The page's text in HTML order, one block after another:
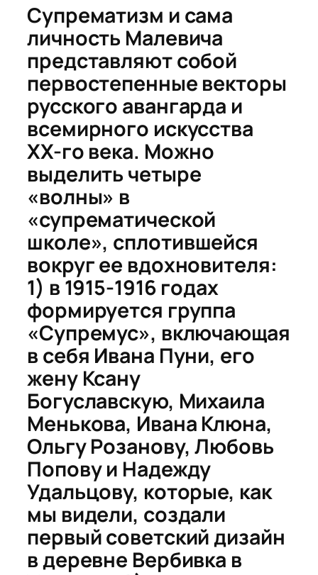
Супрематизм и сама
личность Малевича
представляют собой
первостепенные векторы
русского авангарда и
всемирного искусства
ХХ-го века. Можно
выделить четыре
«волны» в
«супрематической
школе», сплотившейся
вокруг ее вдохновителя:
1) в 1915-1916 годах
формируется группа
«Супремус», включающая
в себя Ивана Пуни, его
жену Ксану
Богуславскую, Михаила
Менькова, Ивана Клюна,
Ольгу Розанову, Любовь
Попову и Надежду
Удальцову, которые, как
мы видели, создали
первый советский дизайн
в деревне Вербивка в